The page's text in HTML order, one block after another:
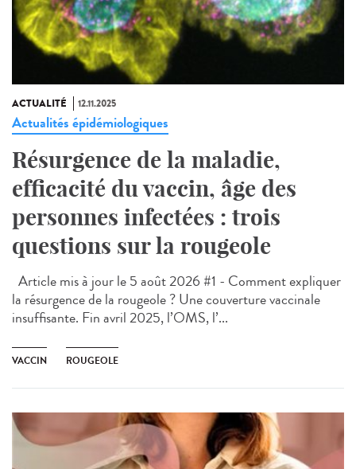
ACTUALITÉ 12.11.2025
Actualités épidémiologiques
Résurgence de la maladie,
efficacité du vaccin, âge des
personnes infectées : trois
questions sur la rougeole
Article mis à jour le 5 août 2026 #1 - Comment expliquer
la résurgence de la rougeole ? Une couverture vaccinale
insuffisante. Fin avril 2025, l’OMS, l’...
VACCIN ROUGEOLE